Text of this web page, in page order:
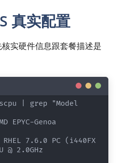
真实配置
实硬件信息跟套餐描述是
| grep "Model
EPYC-Genoa
RHEL 7.6.0 PC (i440FX
2.0GHz